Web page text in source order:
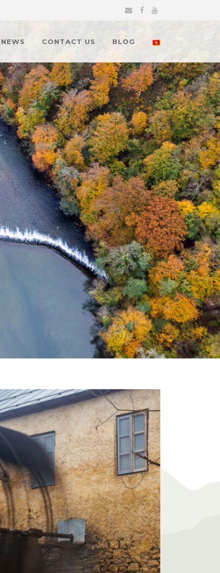
NEWS CONTACT US BLOG